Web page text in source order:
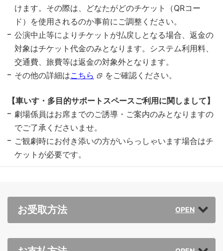
けます。その際は、どなたがどのチケット（QRコー
ド）を使用されるのか事前にご調整ください。
公演中止等によりチケットが払戻しとなる場合、返金の
対象はチケット代金のみとなります。システム利用料、
交通費、旅費等は返金の対象外となります。
その他の詳細はこちら をご確認ください。
【車いす・多目的サポートスペースご利用に関しまして】
劇場係員はお席までのご誘導・ご案内のみとなりますの
でご了承くださいませ。
ご観劇時にお付き添いの方がいらっしゃいます場合はチ
ケットが必要です。
お受取方法